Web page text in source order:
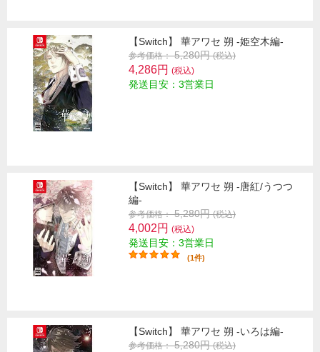
【Switch】 華アワセ 朔 -姫空木編-
参考価格： 5,280円(税込)
4,286円 (税込)
発送目安：3営業日
【Switch】 華アワセ 朔 -唐紅/うつつ
編-
参考価格： 5,280円(税込)
4,002円 (税込)
発送目安：3営業日
(1件)
【Switch】 華アワセ 朔 -いろは編-
参考価格： 5,280円(税込)